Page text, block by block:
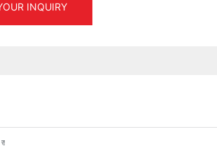
INQUIRY
শীর্ষ শিল্প র‍্যাকিং সমাধান